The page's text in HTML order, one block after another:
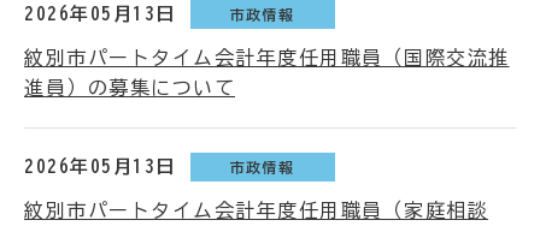
2026年05月13日 市政情報
紋別市パートタイム会計年度任用職員（国際交流推
進員）の募集について
2026年05月13日 市政情報
紋別市パートタイム会計年度任用職員（家庭相談